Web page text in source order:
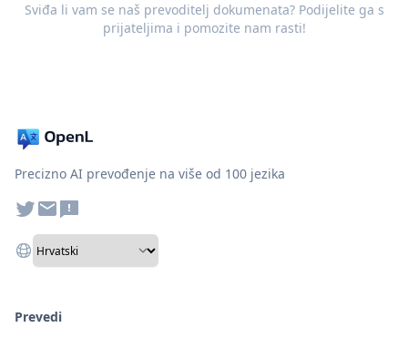
Sviđa li vam se naš prevoditelj dokumenata? Podijelite ga s
prijateljima i pomozite nam rasti!
Precizno AI prevođenje na više od 100 jezika
Prevedi